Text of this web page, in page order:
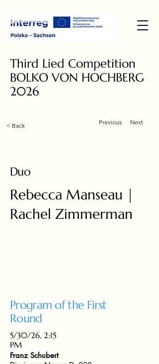
Third Lied Competition
BOLKO VON HOCHBERG
2026
< Back Previous Next
Duo
Rebecca Manseau |
Rachel Zimmerman
Program of the First
Round
Franz Schubert
5/30/26, 2:15
PM